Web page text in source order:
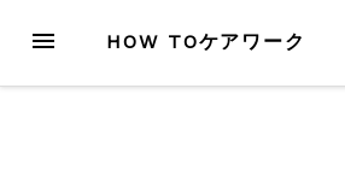
content
MENU HOW TOケアワーク